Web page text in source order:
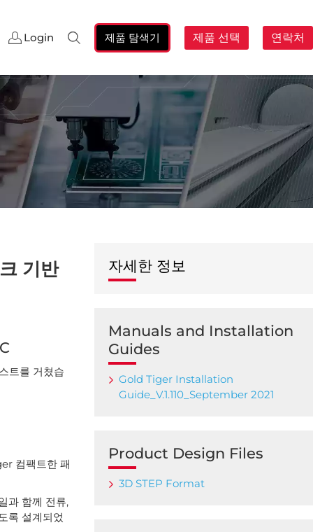
Login
검
제품 탐색기 제품 선택 연락처
기반
트를 거쳤습
컴팩트한 패
과 함께 전류,
록 설계되었
자세한 정보
Manuals and Installation
Guides
Gold Tiger Installation
Guide_V.1.110_September 2021
Product Design Files
3D STEP Format